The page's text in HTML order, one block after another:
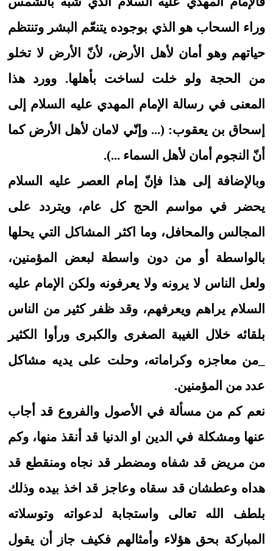
وراء السحاب هو الذي بوجوده يتنعّم البشر وتنتظم
حياتهم وهو أمان لأهل الأرض، لأنّ الأرض لا تخلو
من الحجة ولو خلت لساخت بأهلها. وورد هذا
المعنى في رسالة الإمام المهدي عليه السلام إلى
إسحاق بن يعقوب: (... وإنّي لامان لأهل الأرض كما
أنّ النجوم أمان لأهل السماء ...).
وبالإضافة إلى هذا فإنّ إمام العصر عليه السلام
يحضر في مواسم الحج كل عام، ويتردد على
المجالس والمحافل، وما اكثر المشاكل التي يحلها
بالواسطة أو من دون واسطة لبعض المؤمنين،
ولعل الناس لا يرونه ولا يعرفونه ولكن الإمام عليه
السلام يراهم ويعرفهم، وقد ظفر كثير من الناس
بلقائه خلال الغيبة الصغرى والكبرى ورأوا الكثير
_من معاجزه وكراماته، وحلت على يديه مشاكل
عدد من المؤمنين.
نعم كم من مسألة في الأصول والفروع قد أجاب
عنها ومشكلة في الدين او الدنيا قد أنقذ منها، وكم
من مريض قد شفاه ومضطر قد نجاه ومنقطع قد
هداه وعطشان قد سقاه وعاجز قد اخذ بيده وذلك
بلطف الله تعالى واستجابة لدعواته وتوسلاته
المباركة بحق هؤلاء وأمثالهم فكيف جاز أن يقول